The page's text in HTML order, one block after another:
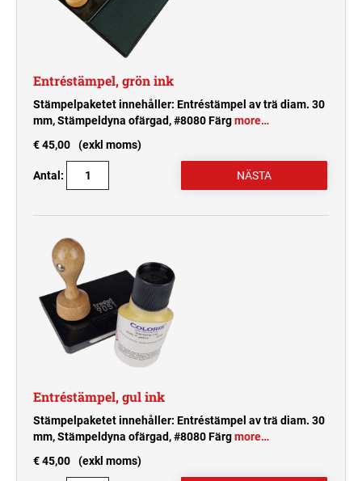
Entréstämpel, grön ink
Stämpelpaketet innehåller: Entréstämpel av trä diam. 30
mm, Stämpeldyna ofärgad, #8080 Färgmore…
€ 45,00
(exkl moms)
Antal:
Entréstämpel, gul ink
Stämpelpaketet innehåller: Entréstämpel av trä diam. 30
mm, Stämpeldyna ofärgad, #8080 Färgmore…
€ 45,00
(exkl moms)